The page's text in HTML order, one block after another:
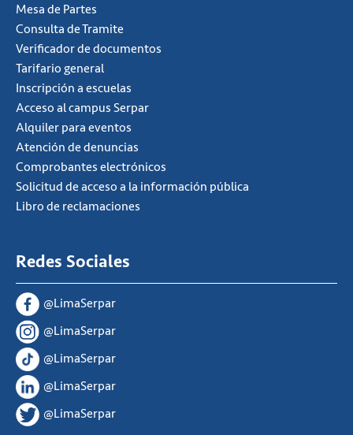
Mesa de Partes
Consulta de Tramite
Verificador de documentos
Tarifario general
Inscripción a escuelas
Acceso al campus Serpar
Alquiler para eventos
Atención de denuncias
Comprobantes electrónicos
Solicitud de acceso a la información pública
Libro de reclamaciones
Redes Sociales
@LimaSerpar
@LimaSerpar
@LimaSerpar
@LimaSerpar
@LimaSerpar